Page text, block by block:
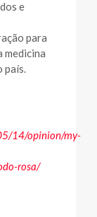
e
para
medicina
país.
14/opinion/my-
rosa/